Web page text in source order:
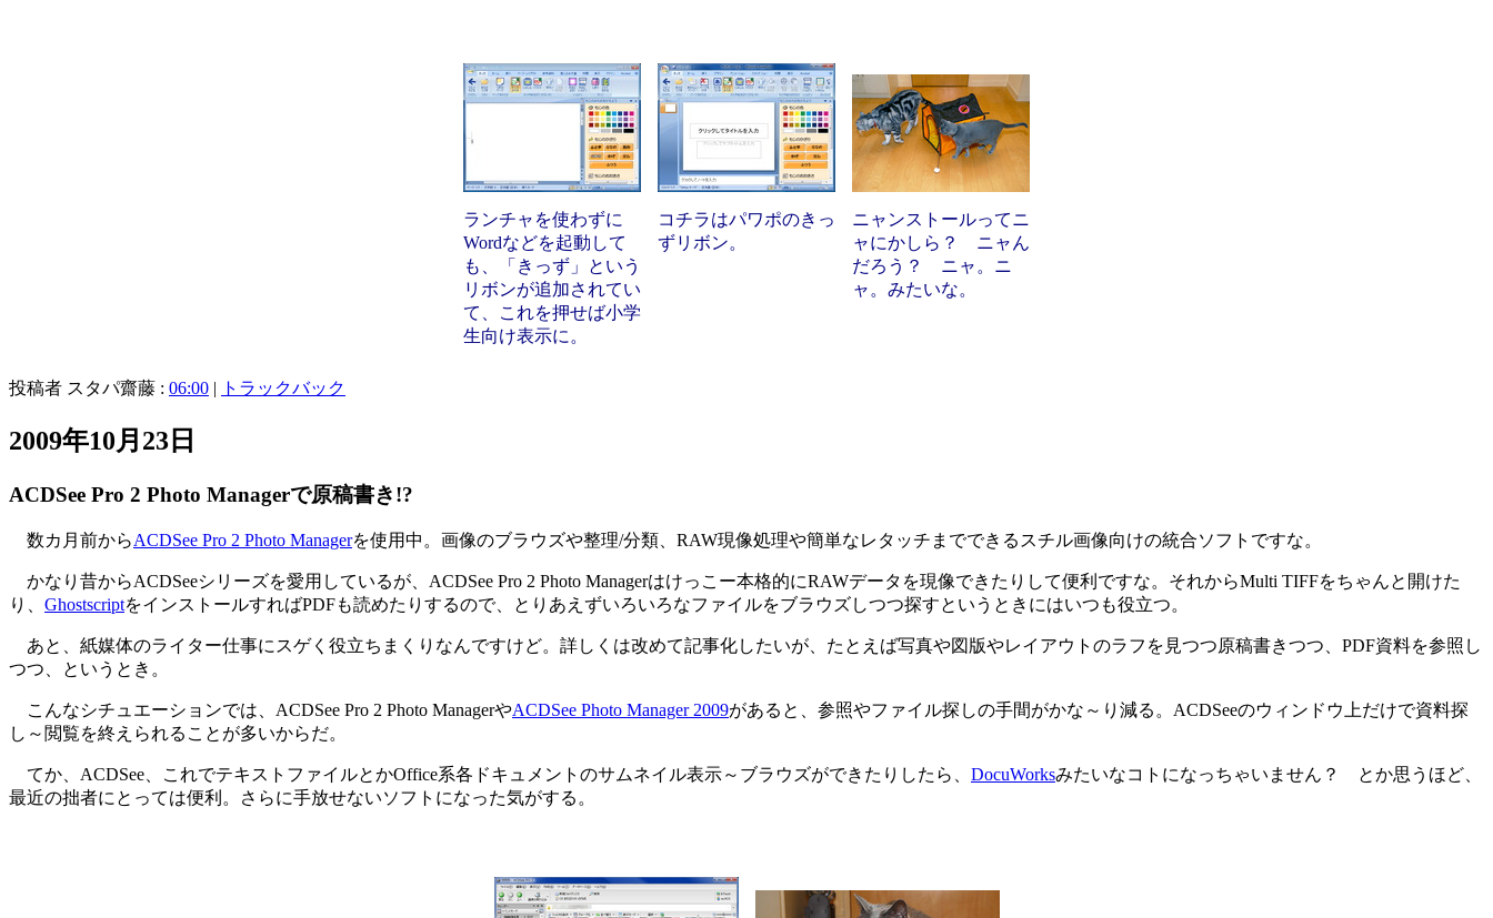
ランチャを使わずに
Wordなどを起動して
も、「きっず」という
リボンが追加されてい
て、これを押せば小学
生向け表示に。
コチラはパワポのきっ
ずリボン。
ニャンストールってニ
ャにかしら？ ニャん
だろう？ ニャ。ニ
ャ。みたいな。
投稿者 スタパ齋藤 : 06:00 | トラックバック
2009年10月23日
ACDSee Pro 2 Photo Managerで原稿書き!?
数カ月前からACDSee Pro 2 Photo Managerを使用中。画像のブラウズや整理/分類、RAW現像処理や簡単なレタッチまでできるスチル画像向けの統合ソフトですな。
かなり昔からACDSeeシリーズを愛用しているが、ACDSee Pro 2 Photo Managerはけっこー本格的にRAWデータを現像できたりして便利ですな。それからMulti TIFFをちゃんと開けた
り、 GhostscriptをインストールすればPDFも読めたりするので、とりあえずいろいろなファイルをブラウズしつつ探すというときにはいつも役立つ。
あと、紙媒体のライター仕事にスゲく役立ちまくりなんですけど。詳しくは改めて記事化したいが、たとえば写真や図版やレイアウトのラフを見つつ原稿書きつつ、PDF資料を参照し
つつ、というとき。
こんなシチュエーションでは、ACDSee Pro 2 Photo ManagerやACDSee Photo Manager 2009があると、参照やファイル探しの手間がかな～り減る。ACDSeeのウィンドウ上だけで資料探
し～閲覧を終えられることが多いからだ。
てか、ACDSee、これでテキストファイルとかOffice系各ドキュメントのサムネイル表示～ブラウズができたりしたら、 DocuWorksみたいなコトになっちゃいません？ とか思うほど、
最近の拙者にとっては便利。さらに手放せないソフトになった気がする。